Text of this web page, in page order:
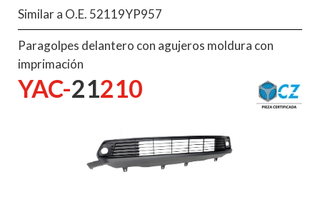
Similar a O.E. 52119YP957
Paragolpes delantero con agujeros moldura con
imprimación
YAC-21210